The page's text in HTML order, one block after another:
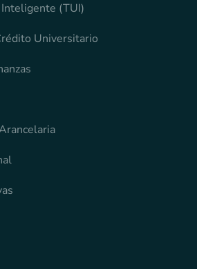
(TUI)
Universitario